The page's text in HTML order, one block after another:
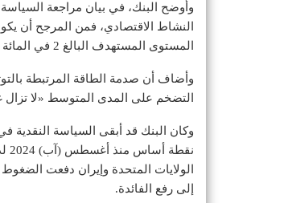
وأوضح البنك، في بيان مراجعة
النشاط الاقتصادي، فمن المرجح أن
المستوى المستهدف البالغ 2 في المائة على المدى المتوسط».
وأضاف أن صدمة الطاقة المرتبطة
التضخم على المدى المتوسط «لا تزال
إلى رفع الفائدة.